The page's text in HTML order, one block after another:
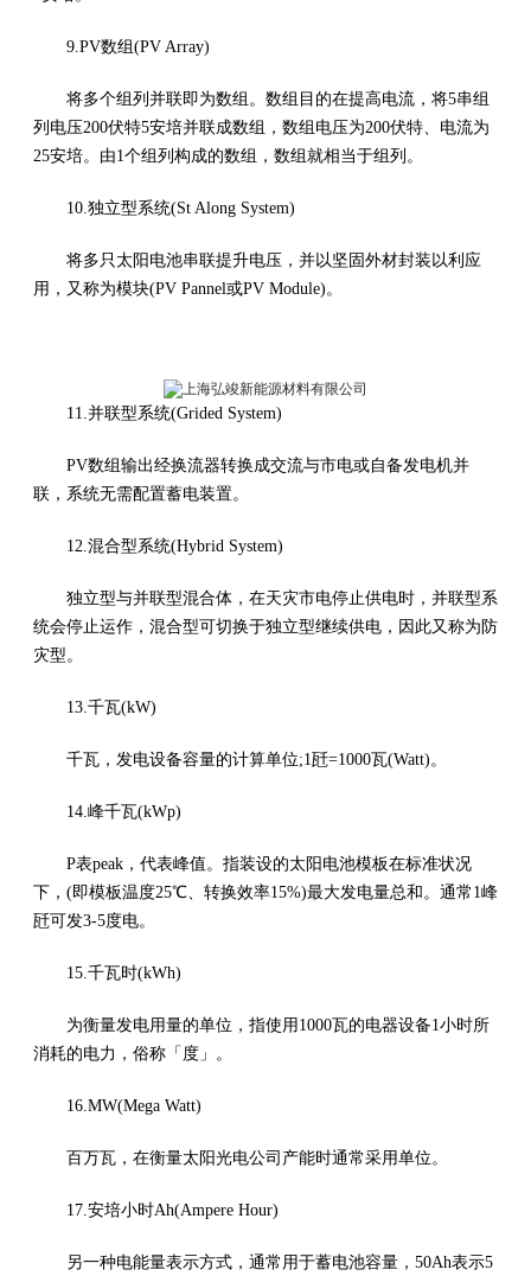
9.PV数组(PV Array)
将多个组列并联即为数组。数组目的在提高电流，将5串组
列电压200伏特5安培并联成数组，数组电压为200伏特、电流为
25安培。由1个组列构成的数组，数组就相当于组列。
10.独立型系统(St Along System)
将多只太阳电池串联提升电压，并以坚固外材封装以利应
用，又称为模块(PV Pannel或PV Module)。
11.并联型系统(Grided System)
PV数组输出经换流器转换成交流与市电或自备发电机并
联，系统无需配置蓄电装置。
12.混合型系统(Hybrid System)
独立型与并联型混合体，在天灾市电停止供电时，并联型系
统会停止运作，混合型可切换于独立型继续供电，因此又称为防
灾型。
13.千瓦(kW)
千瓦，发电设备容量的计算单位;1瓩=1000瓦(Watt)。
14.峰千瓦(kWp)
P表peak，代表峰值。指装设的太阳电池模板在标准状况
下，(即模板温度25℃、转换效率15%)最大发电量总和。通常1峰
瓩可发3-5度电。
15.千瓦时(kWh)
为衡量发电用量的单位，指使用1000瓦的电器设备1小时所
消耗的电力，俗称「度」。
16.MW(Mega Watt)
百万瓦，在衡量太阳光电公司产能时通常采用单位。
17.安培小时Ah(Ampere Hour)
另一种电能量表示方式，通常用于蓄电池容量，50Ah表示5